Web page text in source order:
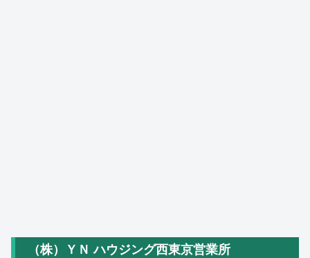
（株）ＹＮ ハウジング西東京営業所